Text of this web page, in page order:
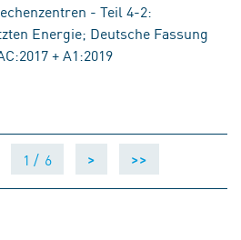
- Teil 4-2:
Energie; Deutsche Fassung
+ A1:2019
1 / 6 > >>